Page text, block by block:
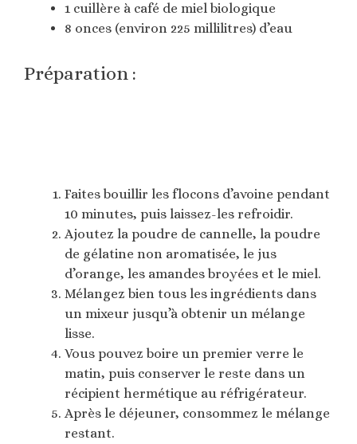
1 cuillère à café de miel biologique
8 onces (environ 225 millilitres) d’eau
Préparation :
Faites bouillir les flocons d’avoine pendant
10 minutes, puis laissez-les refroidir.
Ajoutez la poudre de cannelle, la poudre
de gélatine non aromatisée, le jus
d’orange, les amandes broyées et le miel.
Mélangez bien tous les ingrédients dans
un mixeur jusqu’à obtenir un mélange
lisse.
Vous pouvez boire un premier verre le
matin, puis conserver le reste dans un
récipient hermétique au réfrigérateur.
Après le déjeuner, consommez le mélange
restant.